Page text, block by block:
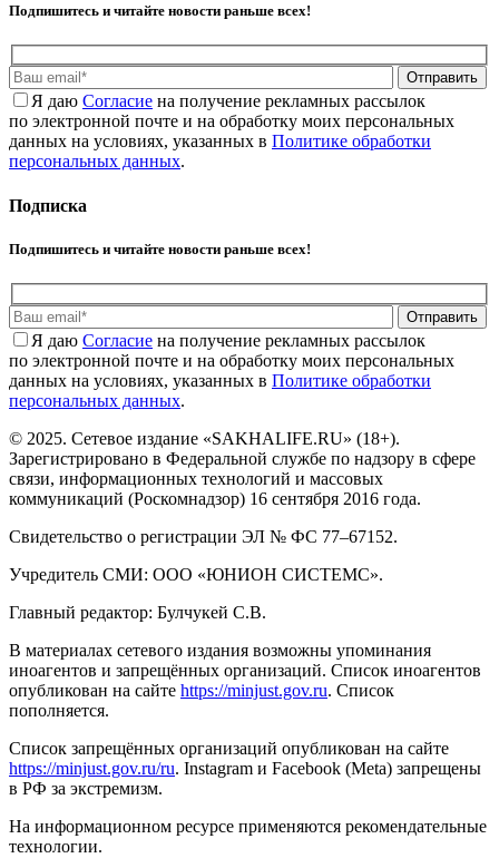
Подпишитесь и читайте новости раньше всех!
Отправить
Я даю Cогласие на получение рекламных рассылок
по электронной почте и на обработку моих персональных
данных на условиях, указанных в Политике обработки
персональных данных.
Подписка
Подпишитесь и читайте новости раньше всех!
Отправить
Я даю Cогласие на получение рекламных рассылок
по электронной почте и на обработку моих персональных
данных на условиях, указанных в Политике обработки
персональных данных.
© 2025. Сетевое издание «SAKHALIFE.RU» (18+).
Зарегистрировано в Федеральной службе по надзору в сфере
связи, информационных технологий и массовых
коммуникаций (Роскомнадзор) 16 сентября 2016 года.
Свидетельство о регистрации ЭЛ № ФС 77–67152.
Учредитель СМИ: ООО «ЮНИОН СИСТЕМС».
Главный редактор: Булчукей С.В.
В материалах сетевого издания возможны упоминания
иноагентов и запрещённых организаций. Список иноагентов
опубликован на сайте https://minjust.gov.ru. Список
пополняется.
Список запрещённых организаций опубликован на сайте
https://minjust.gov.ru/ru. Instagram и Facebook (Metа) запрещены
в РФ за экстремизм.
На информационном ресурсе применяются рекомендательные
технологии.